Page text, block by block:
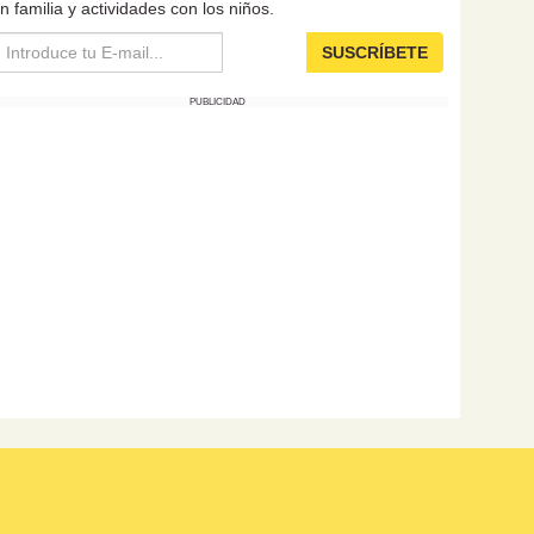
familia y actividades con los niños.
SUSCRÍBETE
PUBLICIDAD